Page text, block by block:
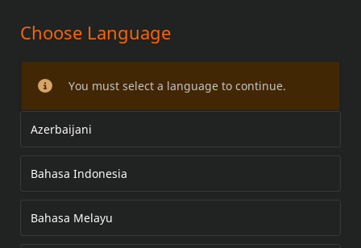
SATZ FÜR NACH HINTEN
GEZOGENEN RISER DES 1,25-IN-
LENKERS
Choose Language
You must select a language to continue.
Azerbaijani
Bahasa Indonesia
Bahasa Melayu